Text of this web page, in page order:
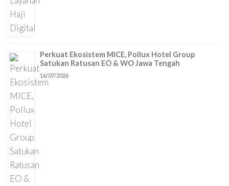
Perkuat Ekosistem MICE, Pollux Hotel Group
Satukan Ratusan EO & WO Jawa Tengah
16/07/2026